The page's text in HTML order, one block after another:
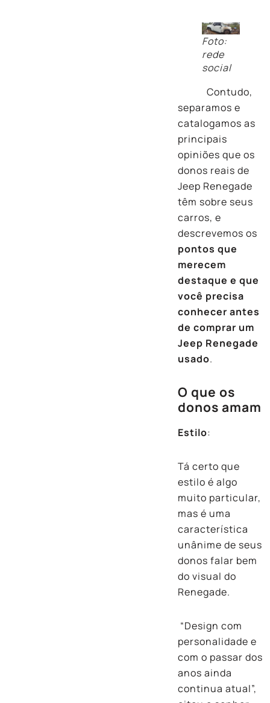
Foto:
rede
social
Contudo,
separamos e
catalogamos as
principais
opiniões que os
donos reais de
Jeep Renegade
têm sobre seus
carros, e
descrevemos os
pontos que
merecem
destaque e que
você precisa
conhecer antes
de comprar um
Jeep Renegade
usado.
O que os
donos amam
Estilo:
Tá certo que
estilo é algo
muito particular,
mas é uma
característica
unânime de seus
donos falar bem
do visual do
Renegade.
“Design com
personalidade e
com o passar dos
anos ainda
continua atual”,